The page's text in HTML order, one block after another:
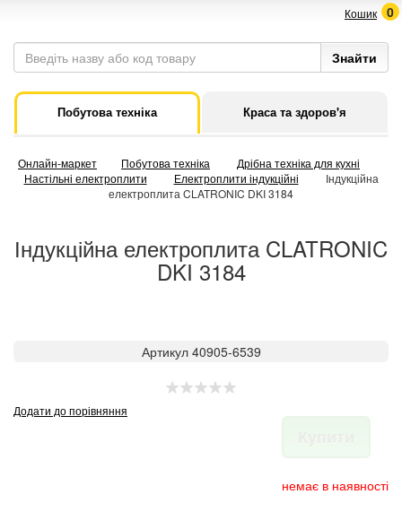
Кошик 0
Побутова техніка Краса та здоров'я
Онлайн-маркет Побутова техніка
Дрібна техніка для кухні
Настільні електроплити
Електроплити індукційні
Індукційна
електроплита CLATRONIC DKI 3184
Індукційна електроплита CLATRONIC
DKI 3184
Артикул 40905-6539
Додати до порівняння
немає в наявності